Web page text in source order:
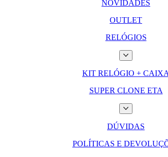
NOVIDADES
OUTLET
RELÓGIOS
KIT RELÓGIO + CAIXA
SUPER CLONE ETA
DÚVIDAS
POLÍTICAS E